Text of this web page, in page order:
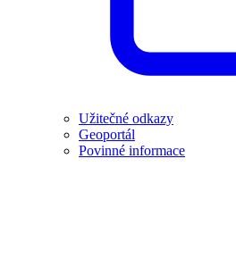
Užitečné odkazy
Geoportál
Povinné informace